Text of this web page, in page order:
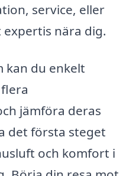
service, eller
nära dig.
kan du enkelt
jämföra deras
det första steget
och komfort i